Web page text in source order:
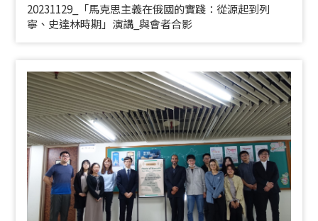
20231129_「馬克思主義在俄國的實踐：從源起到列
寧、史達林時期」演講_與會者合影